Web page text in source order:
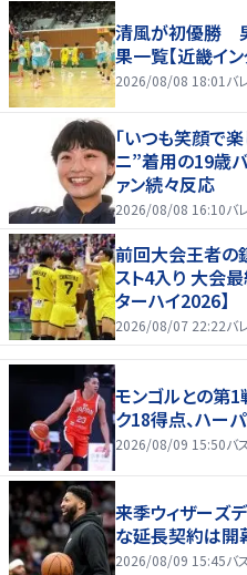
清風が初優勝
果一覧【近畿イ
2026/08/08 18:01バ
「いつも笑顔で
ニ”着用の19歳バ
ァン続々反応
2026/08/08 16:10バ
前回大会王者の
スト4入り 大会
ターハイ2026】
2026/08/07 22:22バ
モンゴルとの第
ク18得点、ハー
2026/08/09 15:50バ
来季ウィザーズ
な延長契約は開
2026/08/09 15:45バ